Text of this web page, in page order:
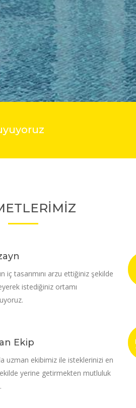
iç tasarımını arzu ettiğiniz şekilde
istediğiniz ortamı
Ekip
uzman ekibimiz ile isteklerinizi en
yerine getirmekten mutluluk